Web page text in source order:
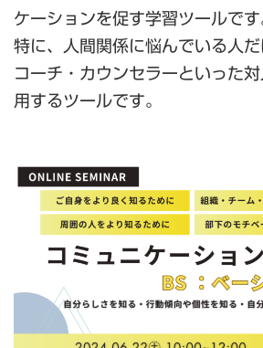
ケーションを促す学習ツールです
特に、人間関係に悩んでいる人だ
コーチ・カウンセラーといった
用するツールです。